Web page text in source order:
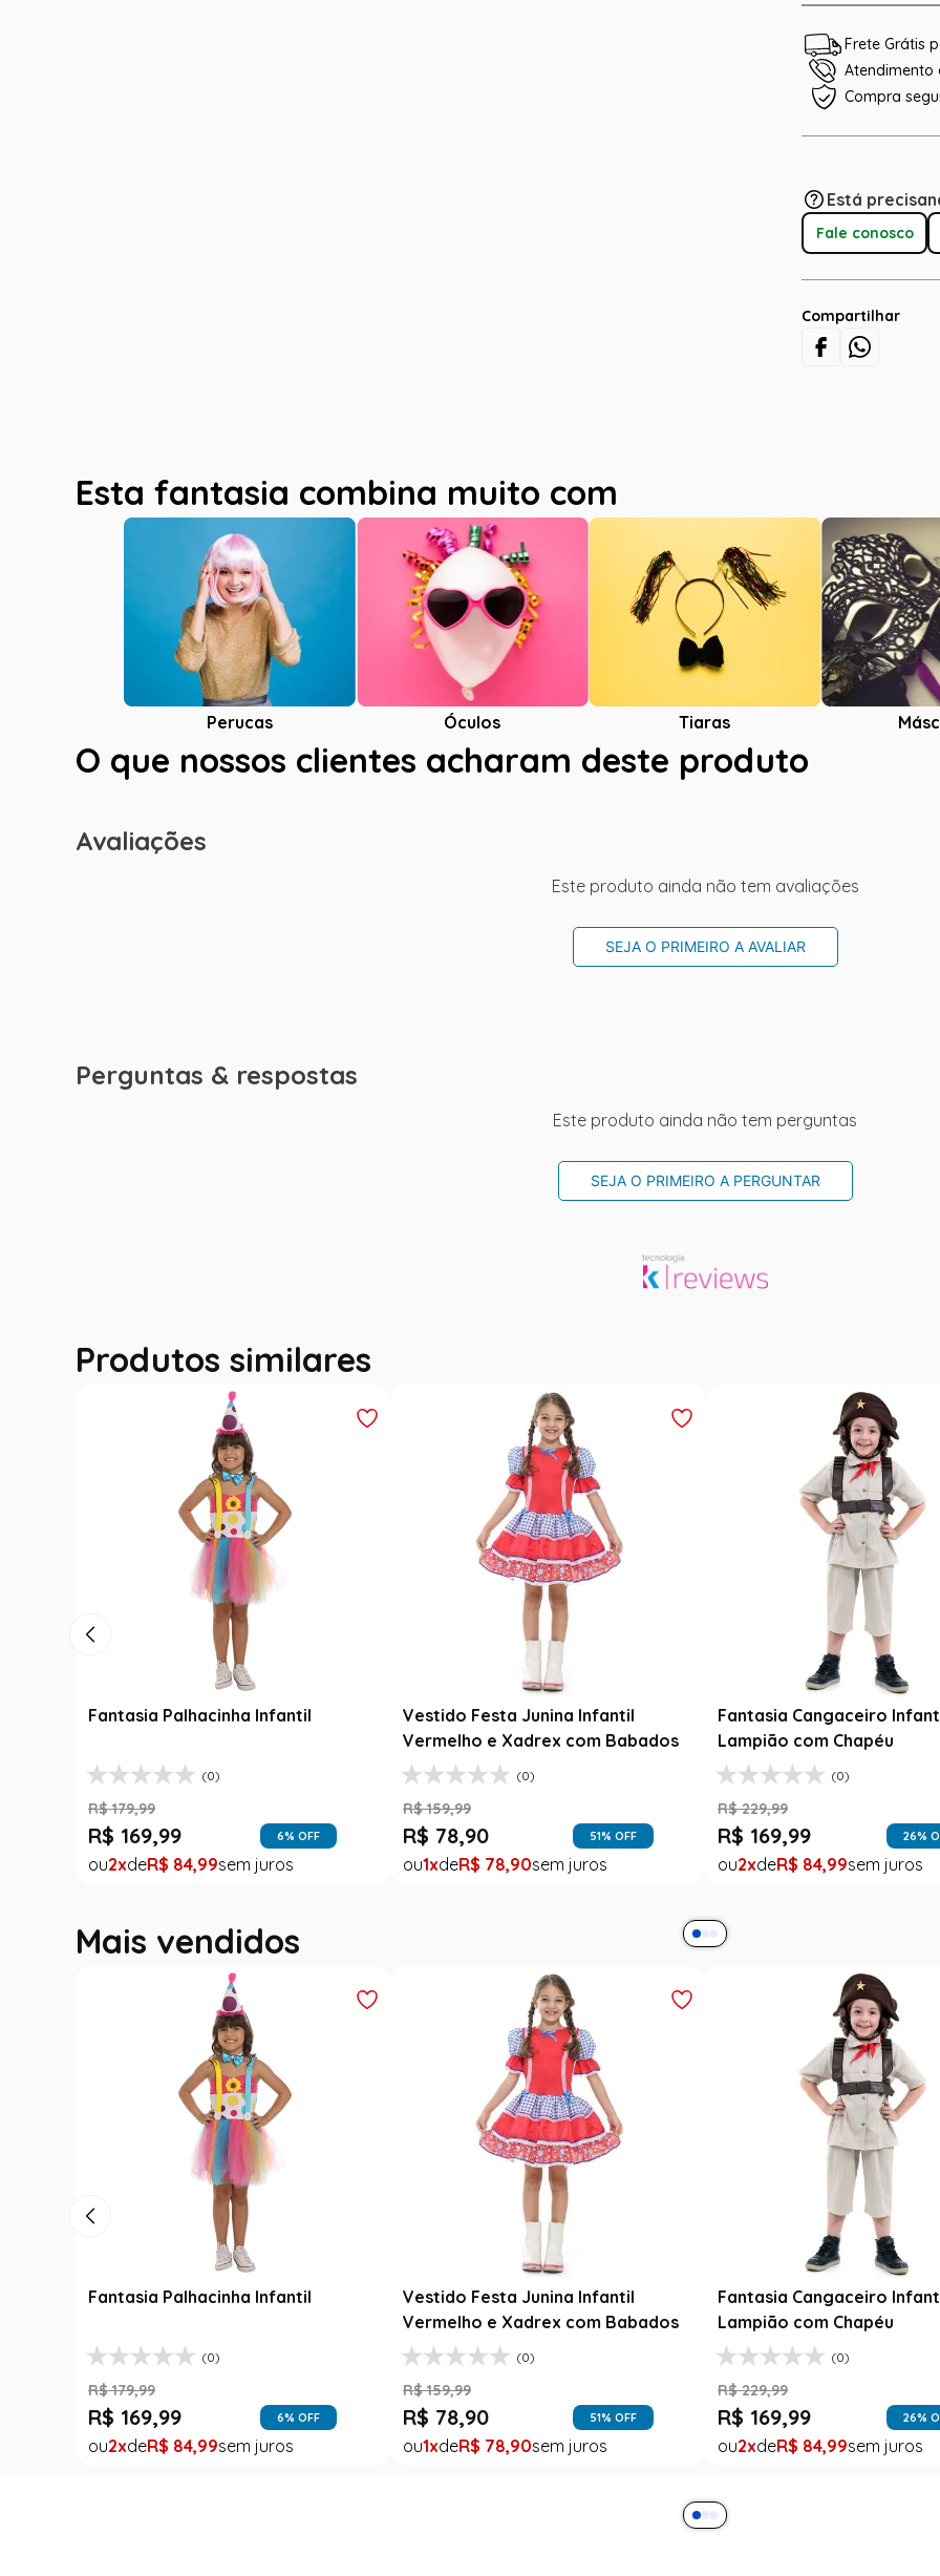
Frete Grátis
Atendimento
Compra
Está
Fale conosco
Compartilhar
Esta fantasia combina muito com
Perucas Óculos Tiaras
O que nossos clientes acharam deste produto
Avaliações
Este produto ainda não tem avaliações
SEJA O PRIMEIRO A AVALIAR
Perguntas & respostas
Este produto ainda não tem perguntas
SEJA O PRIMEIRO A PERGUNTAR
Produtos similares
Fantasia Abbey Bominable Luxo
(8)
R$ 159,99
R$ 39,99 75% OFF
1 R$ 39,99
Fantasia Festa Junina Adulto
Jardineira Xadrez Caipira Azul
R$ 139,99
R$ 99,99
1 R$ 99,99
Roupa Festa Junina Bebê
Fantasia Rosa Floral com
R$ 189,99
R$ 99,99
1 R$ 99,99
Mais vendidos
Fantasia Abbey Bominable Luxo
(8)
R$ 159,99
R$ 39,99 75% OFF
1 R$ 39,99
Fantasia Festa Junina Adulto
Jardineira Xadrez Caipira Azul
R$ 139,99
R$ 99,99
1 R$ 99,99
Roupa Festa Junina Bebê
Fantasia Rosa Floral com
R$ 189,99
R$ 99,99
1 R$ 99,99